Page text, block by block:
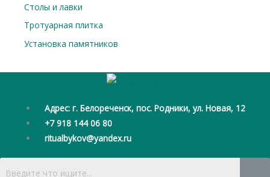
Столы и лавки
Тротуарная плитка
Установка памятников
Адрес: г. Белореченск, пос. Родники, ул. Новая, 12
+7 918 144 06 80
ritualbykov@yandex.ru